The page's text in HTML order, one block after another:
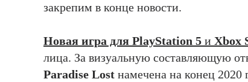
закрепим в конце новости.
Новая игра для PlayStation 5 и Xbox
лица. За визуальную составляющую
Paradise Lost намечена на конец 2020